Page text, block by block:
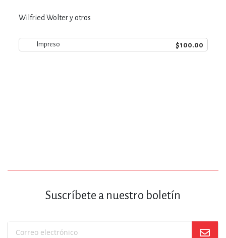
Wilfried Wolter y otros
Impreso $100.00
Suscríbete a nuestro boletín
Suscríbase